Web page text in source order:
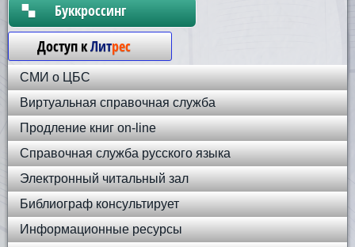
Бyккpoccинг
Доступ кЛитрес
СМИ о ЦБС
Виртуальная справочная служба
Продление книг on-line
Справочная служба русского языка
Электронный читальный зал
Библиограф консультирует
Информационные ресурсы